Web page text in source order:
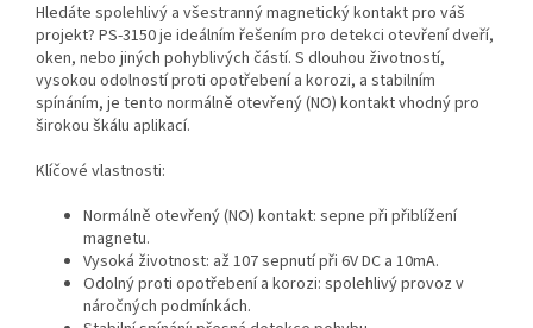
Hledáte spolehlivý a všestranný magnetický kontakt pro váš
projekt? PS-3150 je ideálním řešením pro detekci otevření dveří,
oken, nebo jiných pohyblivých částí. S dlouhou životností,
vysokou odolností proti opotřebení a korozi, a stabilním
spínáním, je tento normálně otevřený (NO) kontakt vhodný pro
širokou škálu aplikací.
Klíčové vlastnosti:
Normálně otevřený (NO) kontakt: sepne při přiblížení
magnetu.
Vysoká životnost: až 107 sepnutí při 6V DC a 10mA.
Odolný proti opotřebení a korozi: spolehlivý provoz v
náročných podmínkách.